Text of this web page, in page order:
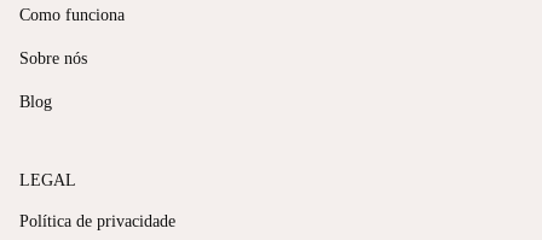
Como funciona
Sobre nós
Blog
LEGAL
Política de privacidade